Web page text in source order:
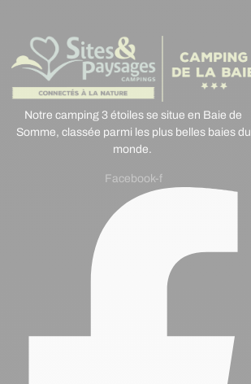
Notre camping 3 étoiles se situe en Baie de
Somme, classée parmi les plus belles baies du
monde.
Facebook-f